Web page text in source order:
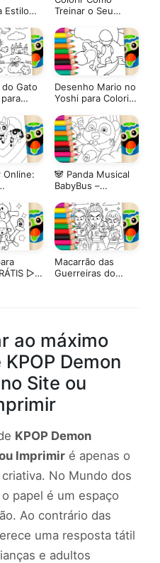
Estilo
Treinar o Seu
Soluço e Banguela
– Divirta-se Grátis!
Gato
Imprima
Desenho Mario no
Yoshi para Colorir
Online
Online:
com
🐼 Panda Musical
BabyBus –
Colorir Online
▷
Macarrão das
Guerreiras do
ao máximo
Demon
Site ou
KPOP Demon
Imprimir é apenas o
No Mundo dos
papel é um espaço
Ao contrário das
uma resposta tátil
e adultos